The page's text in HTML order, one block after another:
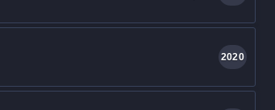
2020